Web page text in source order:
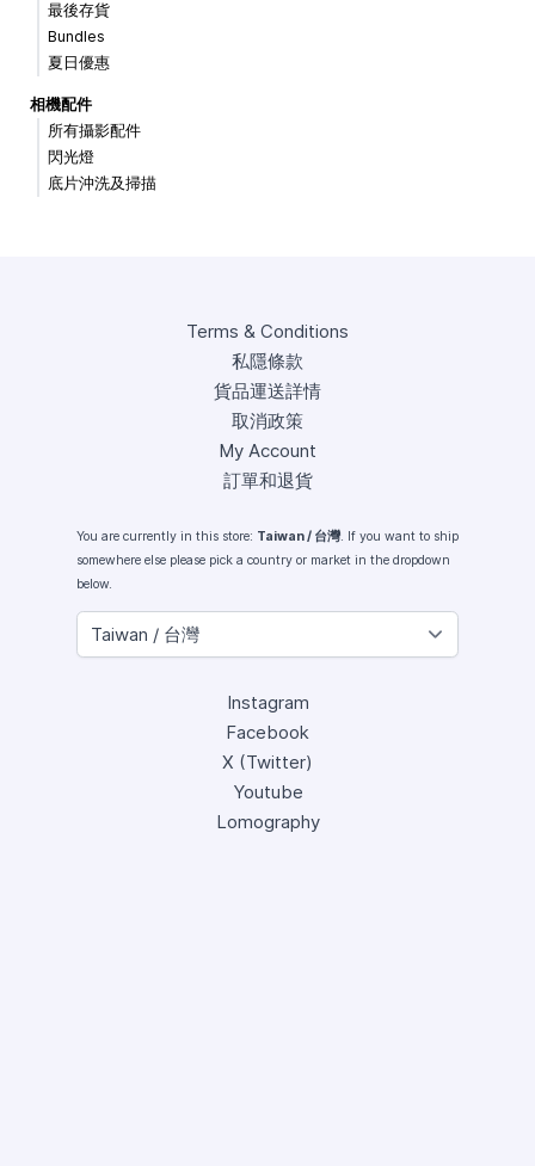
最後存貨
Bundles
夏日優惠
相機配件
所有攝影配件
閃光燈
底片沖洗及掃描
Terms & Conditions
私隱條款
貨品運送詳情
取消政策
My Account
訂單和退貨
You are currently in this store: Taiwan / 台灣. If you want to ship
somewhere else please pick a country or market in the dropdown
below.
Instagram
Facebook
X (Twitter)
Youtube
Lomography